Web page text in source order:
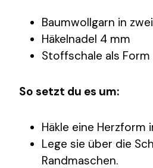
Baumwollgarn in
Häkelnadel 4 mm
Stoffschale als Form
So setzt du es um:
Häkle eine Herzform
Lege sie über die
Randmaschen.